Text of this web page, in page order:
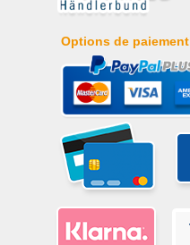
Options de paiement